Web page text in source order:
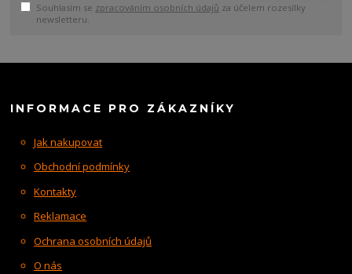
Souhlasím se zpracováním osobních údajů za účelem rozesílky
newsletteru.
INFORMACE PRO ZÁKAZNÍKY
Jak nakupovat
Obchodní podmínky
Kontakty
Reklamace
Ochrana osobních údajů
O nás